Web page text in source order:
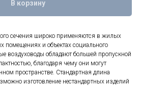
В корзину
сечения широко применяются в жилых
помещениях и объектах социального
воздуховоды обладают большей пропускной
благодаря чему они могут
пространстве. Стандартная длина
изготовление нестандартных изделий